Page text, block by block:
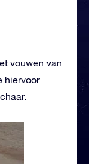
vouwen van
hiervoor